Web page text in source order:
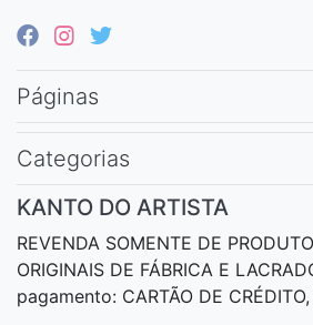
Páginas
Categorias
KANTO DO ARTISTA
REVENDA SOMENTE DE
ORIGINAIS DE FÁBRICA E
pagamento: CARTÃO DE